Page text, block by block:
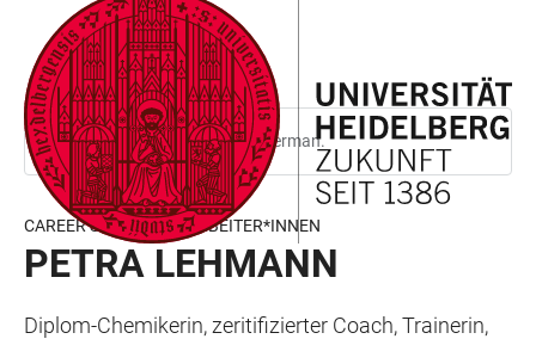
ACCESSIBILITY
LINKS
JUMP
TO
MAIN
CONTENT
OPEN
MAIN
NAVIGATION
OPEN
SEARCH
FORM
This page is only available in German.
CAREER SERVICE MITARBEITER*INNEN
PETRA LEHMANN
Diplom-Chemikerin, zeritifizierter Coach, Trainerin,